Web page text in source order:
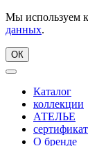
Мы используем
данных.
ОК
Каталог
коллекции
АТЕЛЬЕ
О бренде